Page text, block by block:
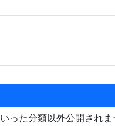
った分類以外公開され